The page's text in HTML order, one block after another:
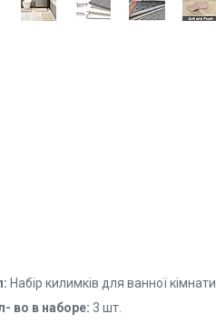
Набір килимків для ванної кімнати
во в наборе: 3 шт.